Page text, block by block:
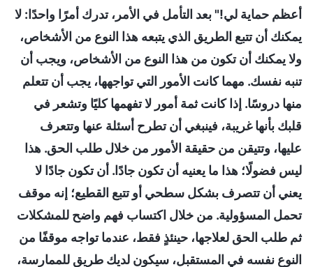
أعظم حماية لي!" بعد التأمل في الأمر، تدرك أمرًا واحدًا: لا
يمكنك أن تتبع الطريق الذي يتبعه هذا النوع من الأشخاص،
ولا يمكنك أن تكون من هذا النوع من الأشخاص، ويجب أن
تنبه نفسك. مهما كانت الأمور التي تواجهها، يجب أن تتعلم
منها دروسًا. إذا كانت ثمة أمور لا تفهمها كليًا وتشعر في
قلبك بأنها غريبة، فينبغي أن تطرح أسئلة عنها وتتعرف
عليها، وتتيقن من حقيقة الأمور من خلال طلب الحق. هذا
ليس فضولًا؛ هذا ما يعنيه أن تكون جادًا. أن تكون جادًا لا
يعني أن تتصرف بشكل سطحي أو تتبع القطيع؛ إنه موقف
تحمل المسؤولية. من خلال اكتساب فهم واضح للمشكلات
ثم طلب الحق لعلاجها، حينئذٍ فقط، عندما تواجه موقفًا من
النوع نفسه في المستقبل، سيكون لديك طريق للممارسة،